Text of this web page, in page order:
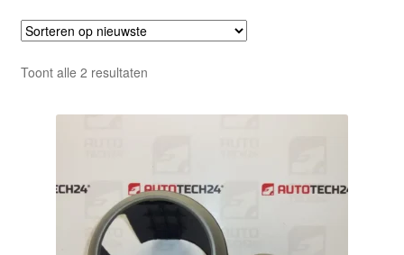
Toont alle 2 resultatenGesorteerd
nieuwste